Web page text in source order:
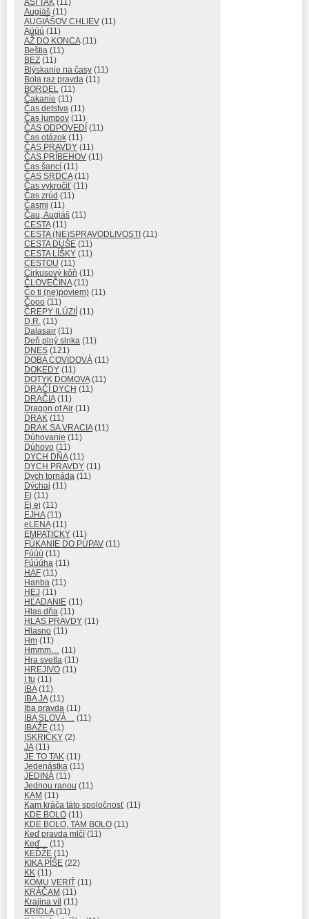
ASI TAK (11)
Augiáš (11)
AUGIÁŠOV CHLIEV (11)
Aúúú (11)
AŽ DO KONCA(11)
Beštia (11)
BEZ (11)
Blýskanie na časy (11)
Bola raz pravda (11)
BORDEL (11)
Čakanie (11)
Čas detstva (11)
Čas lumpov (11)
ČAS ODPOVEDÍ (11)
Čas otázok (11)
ČAS PRAVDY (11)
ČAS PRÍBEHOV (11)
Čas šancí (11)
ČAS SRDCA(11)
Čas vykročiť (11)
Čas zrúd (11)
Časmi (11)
Čau, Augiáš (11)
CESTA(11)
CESTA (NE)SPRAVODLIVOSTI (11)
CESTA DUŠE (11)
CESTA LÍŠKY (11)
CESTOU (11)
Cirkusový kôň (11)
ČLOVEČINA(11)
Čo ti (ne)poviem) (11)
Čooo (11)
ČREPY ILÚZIÍ
(11)
D.R. (11)
Dalasair (11)
Deň plný slnka (11)
DNES (121)
DOBA COVIDOVÁ (11)
DOKEDY (11)
DOTYK DOMOVA(11)
DRAČÍ DYCH (11)
DRAČIA(11)
Dragon of Air (11)
DRAK (11)
DRAK SA VRACIA(11)
Dúhovanie (11)
Dúhovo (11)
DYCH DŇA(11)
DYCH PRAVDY (11)
Dych tornáda (11)
Dýchaj (11)
Ej (11)
Ej ej (11)
EJHA(11)
eLENA(11)
EMPATICKY (11)
FÚKANIE DO PÚPAV (11)
Fúúú (11)
Fúúúha (11)
HAF (11)
Hanba (11)
HEJ (11)
HĽADANIE (11)
Hlas dňa (11)
HLAS PRAVDY (11)
Hlasno (11)
Hm (11)
Hmmm… (11)
Hra svetla (11)
HREJIVO (11)
I tu (11)
IBA(11)
IBA JA(11)
Iba pravda (11)
IBA SLOVÁ… (11)
IBAŽE (11)
ISKRIČKY (2)
JA(11)
JE TO TAK (11)
Jedenástka (11)
JEDINÁ (11)
Jednou ranou (11)
KAM (11)
Kam kráča táto spoločnosť (11)
KDE BOLO (11)
KDE BOLO, TAM BOLO (11)
Keď pravda mlčí (11)
Keď… (11)
KEĎŽE (11)
KIKA PÍŠE (22)
KK (11)
KOMU VERIŤ (11)
KRÁČAM (11)
Krajina víl (11)
KRÍDLA(11)